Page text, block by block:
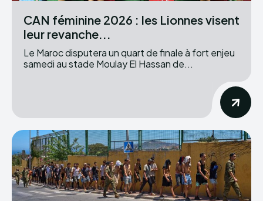
CAN féminine 2026 : les Lionnes visent
leur revanche...
Le Maroc disputera un quart de finale à fort enjeu
samedi au stade Moulay El Hassan de...